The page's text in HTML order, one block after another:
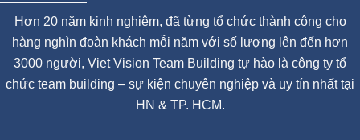
Hơn 20 năm kinh nghiệm, đã từng tổ chức thành công cho
hàng nghìn đoàn khách mỗi năm với số lượng lên đến hơn
3000 người, Viet Vision Team Building tự hào là công ty tổ
chức team building – sự kiện chuyên nghiệp và uy tín nhất tại
HN & TP. HCM.